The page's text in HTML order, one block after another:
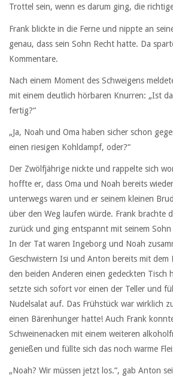
Trottel sein, wenn es darum ging, die
Frank blickte in die Ferne und nippte an
genau, dass sein Sohn Recht hatte. Da
Kommentare.
Nach einem Moment des Schweigens
mit einem deutlich hörbaren Knurren: „Ist
fertig?“
„Ja, Noah und Oma haben sicher schon
einen riesigen Kohldampf, oder?“
Der Zwölfjährige nickte und rappelte sich
hoffte er, dass Oma und Noah bereits
unterwegs waren und er seinem kleinen
über den Weg laufen würde. Frank brachte
zurück und ging entspannt mit seinem
In der Tat waren Ingeborg und Noah
Geschwistern Isi und Anton bereits mit dem
den beiden Anderen einen gedeckten Tisch
setzte sich sofort vor einen der Teller und
Nudelsalat auf. Das Frühstück war wirklich
einen Bärenhunger hatte! Auch Frank
Schweinenacken mit einem weiteren
genießen und füllte sich das noch warme
„Noah? Wir müssen jetzt los.“, gab Anton